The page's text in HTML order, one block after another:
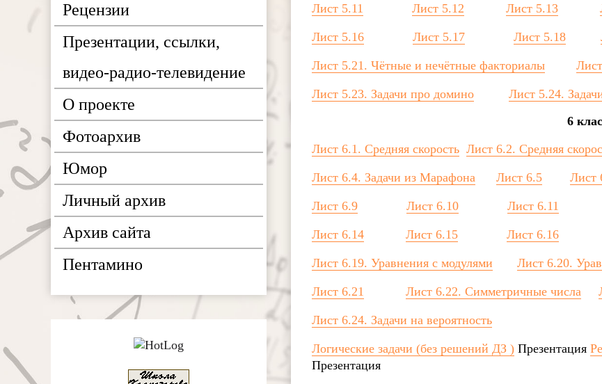
Лист 5.11 Лист 5.12 Лист 5.13
Лист 5.16 Лист 5.17 Лист 5.18
Лист 5.21. Чётные и нечётные факториалы
Лист 5.23. Задачи про домино
Лист 5.24.
6
Лист 6.1. Средняя скорость Лист 6.2. Средняя
Лист 6.4. Задачи из Марафона Лист 6.5 Лист
Лист 6.9 Лист 6.10 Лист 6.11
Лист 6.14 Лист 6.15 Лист 6.16
Лист 6.19. Уравнения с модулями Лист 6.20.
Лист 6.21 Лист 6.22. Симметричные числа
Лист 6.24. Задачи на вероятность
Логические задачи (без решений ДЗ ) Презентация
Презентация
Рецензии
Презентации, ссылки,
видео-радио-телевидение
О проекте
Фотоархив
Юмор
Личный архив
Архив сайта
Пентамино